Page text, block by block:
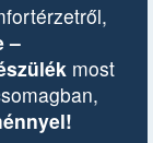
–
most